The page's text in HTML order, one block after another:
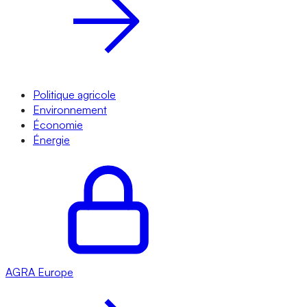
Politique agricole
Environnement
Économie
Énergie
AGRA Europe